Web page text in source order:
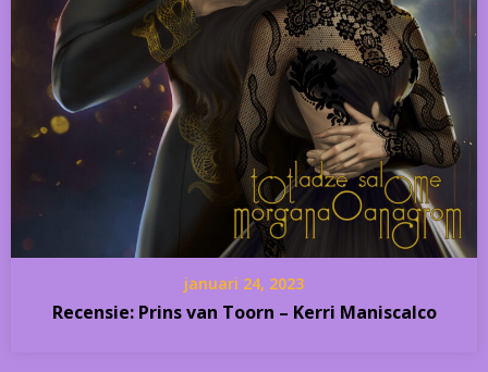
januari 24, 2023
Recensie: Prins van Toorn – Kerri Maniscalco